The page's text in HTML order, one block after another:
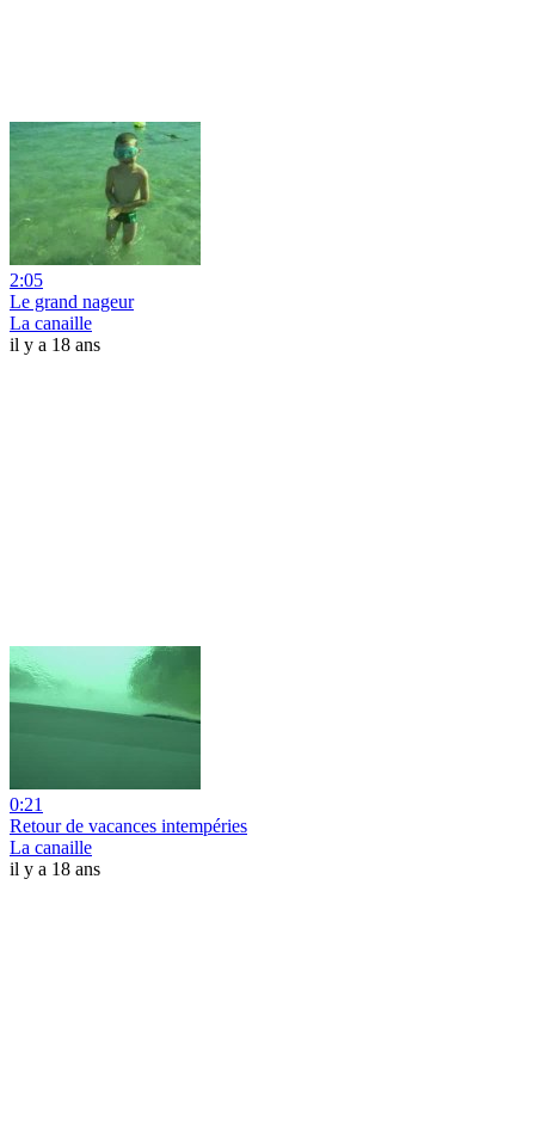
2:05
Le grand nageur
La canaille
il y a 18 ans
0:21
Retour de vacances intempéries
La canaille
il y a 18 ans